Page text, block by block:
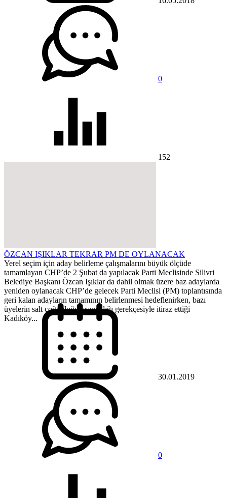
0
152
ÖZCAN IŞIKLAR TEKRAR PM DE OYLANACAK
Yerel seçim için aday belirleme çalışmalarını büyük ölçüde
tamamlayan CHP’de 2 Şubat da yapılacak Parti Meclisinde Silivri
Belediye Başkanı Özcan Işıklar da dahil olmak üzere baz adaylarda
yeniden oylanacak CHP’de gelecek Parti Meclisi (PM) toplantısında
geri kalan adayların tamamının belirlenmesi hedeflenirken, bazı
üyelerin salt çoğunluğu taşımadığı gerekçesiyle itiraz ettiği
Kadıköy...
30.01.2019
0